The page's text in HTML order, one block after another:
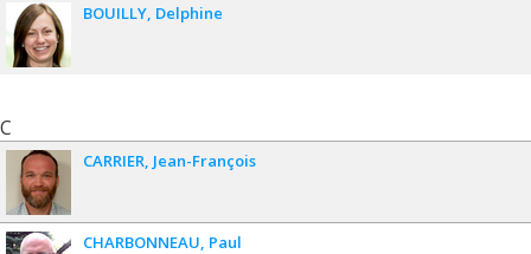
BOUILLY Delphine
C
CARRIER Jean-François
CHARBONNEAU Paul